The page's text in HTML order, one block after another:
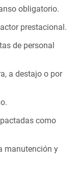
obligatorio.
prestacional.
de personal
a destajo o por
como
manutención y